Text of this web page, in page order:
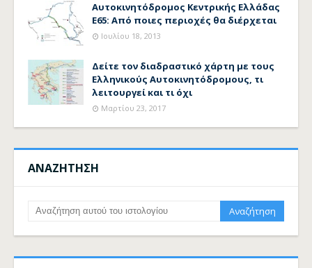
Αυτοκινητόδρομος Κεντρικής Ελλάδας
Ε65: Από ποιες περιοχές θα διέρχεται
Ιουλίου 18, 2013
Δείτε τον διαδραστικό χάρτη με τους
Ελληνικούς Αυτοκινητόδρομους, τι
λειτουργεί και τι όχι
Μαρτίου 23, 2017
ΑΝΑΖΗΤΗΣΗ